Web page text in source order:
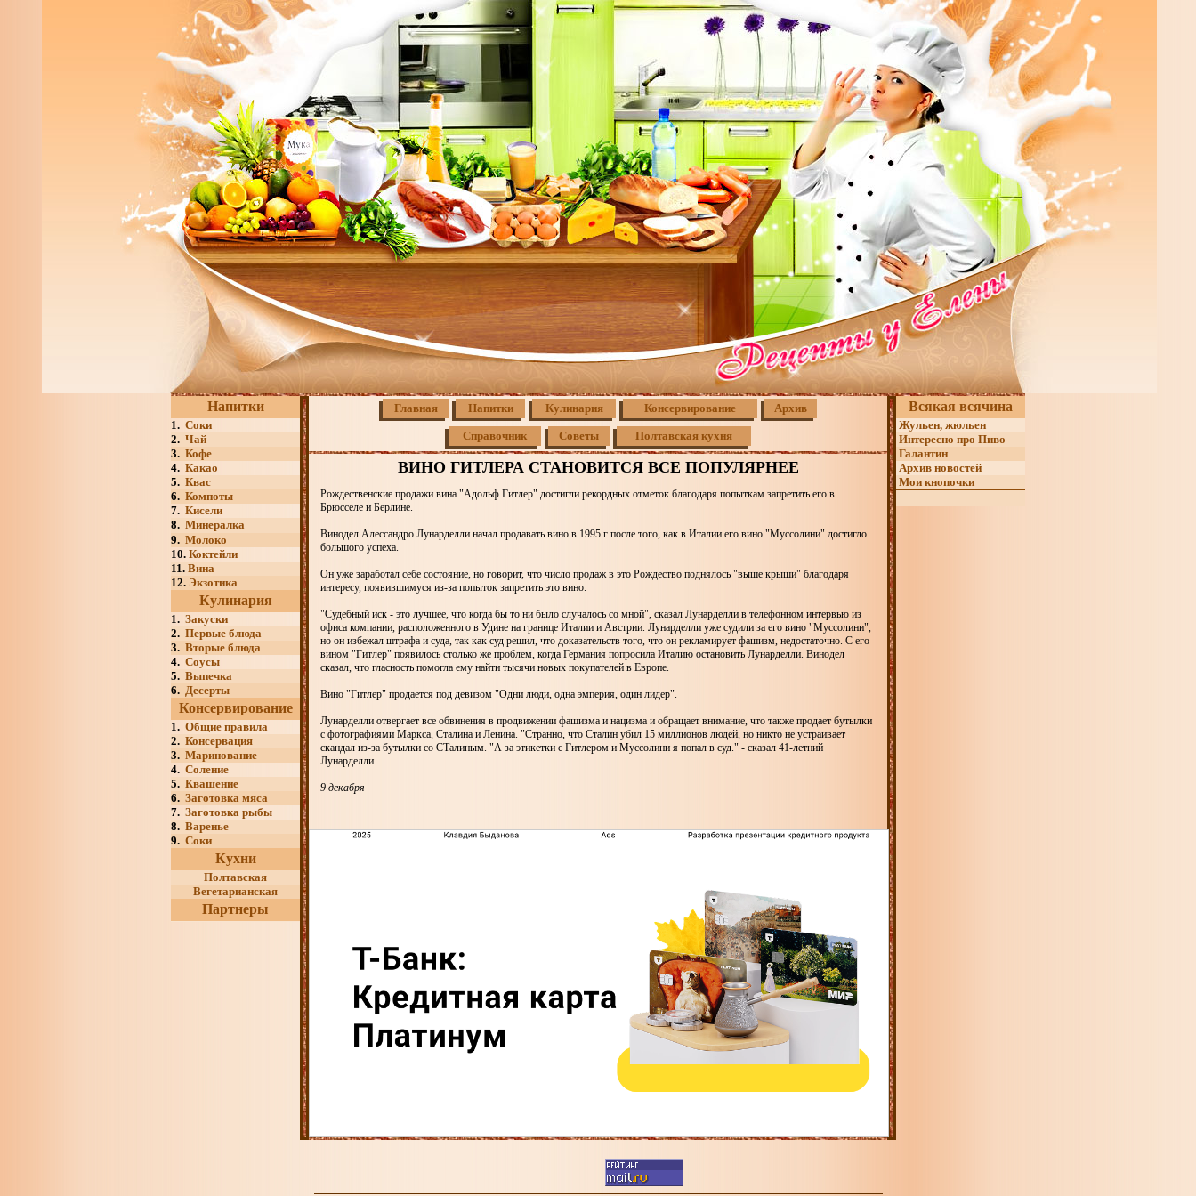
Напитки
1. Соки
2. Чай
3. Кофе
4. Какао
5. Квас
6. Компоты
7. Кисели
8. Минералка
9. Молоко
10. Коктейли
11. Вина
12. Экзотика
Кулинария
1. Закуски
2. Первые блюда
3. Вторые блюда
4. Соусы
5. Выпечка
6. Десерты
Консервирование
1. Общие правила
2. Консервация
3. Маринование
4. Соление
5. Квашение
6. Заготовка мяса
7. Заготовка рыбы
8. Варенье
9. Соки
Кухни
Полтавская
Вегетарианская
Партнеры
Главная Напитки Кулинария Консервирование Архив
Справочник Советы Полтавская кухня
ВИНО ГИТЛЕРА СТАНОВИТСЯ ВСЕ ПОПУЛЯРНЕЕ
Рождественские продажи вина "Адольф Гитлер" достигли рекордных отметок благодаря попыткам запретить его в
Брюсселе и Берлине.
Винодел Алессандро Лунарделли начал продавать вино в 1995 г после того, как в Италии его вино "Муссолини" достигло
большого успеха.
Он уже заработал себе состояние, но говорит, что число продаж в это Рождество поднялось "выше крыши" благодаря
интересу, появившимуся из-за попыток запретить это вино.
"Судебный иск - это лучшее, что когда бы то ни было случалось со мной", сказал Лунарделли в телефонном интервью из
офиса компании, расположенного в Удине на границе Италии и Австрии. Лунарделли уже судили за его вино "Муссолини",
но он избежал штрафа и суда, так как суд решил, что доказательств того, что он рекламирует фашизм, недостаточно. С его
вином "Гитлер" появилось столько же проблем, когда Германия попросила Италию остановить Лунарделли. Винодел
сказал, что гласность помогла ему найти тысячи новых покупателей в Европе.
Вино "Гитлер" продается под девизом "Одни люди, одна эмперия, один лидер".
Лунарделли отвергает все обвинения в продвижении фашизма и нацизма и обращает внимание, что также продает бутылки
с фотографиями Маркса, Сталина и Ленина. "Странно, что Сталин убил 15 миллионов людей, но никто не устраивает
скандал из-за бутылки со СТалиным. "А за этикетки с Гитлером и Муссолини я попал в суд." - сказал 41-летний
Лунарделли.
9 декабря
Всякая всячина
Жульен, жюльен
Интересно про Пиво
Галантин
Архив новостей
Мои кнопочки